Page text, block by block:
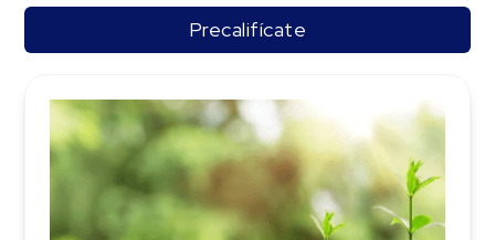
Precalifícate